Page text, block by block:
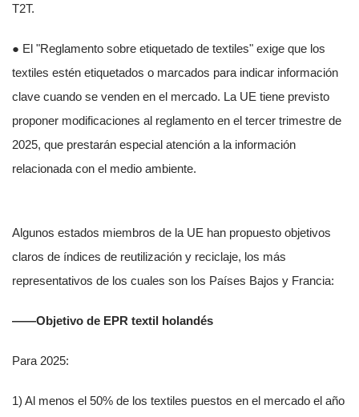
T2T.
● El "Reglamento sobre etiquetado de textiles" exige que los
textiles estén etiquetados o marcados para indicar información
clave cuando se venden en el mercado. La UE tiene previsto
proponer modificaciones al reglamento en el tercer trimestre de
2025, que prestarán especial atención a la información
relacionada con el medio ambiente.
Algunos estados miembros de la UE han propuesto objetivos
claros de índices de reutilización y reciclaje, los más
representativos de los cuales son los Países Bajos y Francia:
——Objetivo de EPR textil holandés
Para 2025:
1) Al menos el 50% de los textiles puestos en el mercado el año